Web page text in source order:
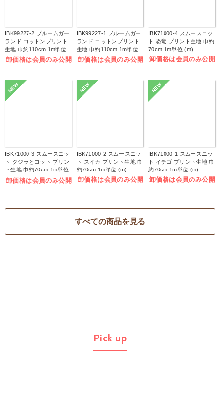
IBK99227-2 ブルームガー
ランド コットンプリント
生地 巾約110cm 1m単位
(m)
卸価格は会員のみ公開
IBK99227-1 ブルームガー
ランド コットンプリント
生地 巾約110cm 1m単位
(m)
卸価格は会員のみ公開
IBK71000-4 スムースニッ
ト 恐竜 プリント生地 巾約
70cm 1m単位 (m)
卸価格は会員のみ公開
NEW
IBK71000-3 スムースニッ
ト クジラとヨット プリン
ト生地 巾約70cm 1m単位
(m)
卸価格は会員のみ公開
NEW
IBK71000-2 スムースニッ
ト スイカ プリント生地 巾
約70cm 1m単位 (m)
卸価格は会員のみ公開
NEW
IBK71000-1 スムースニッ
ト イチゴ プリント生地 巾
約70cm 1m単位 (m)
卸価格は会員のみ公開
すべての商品を見る
Pick up